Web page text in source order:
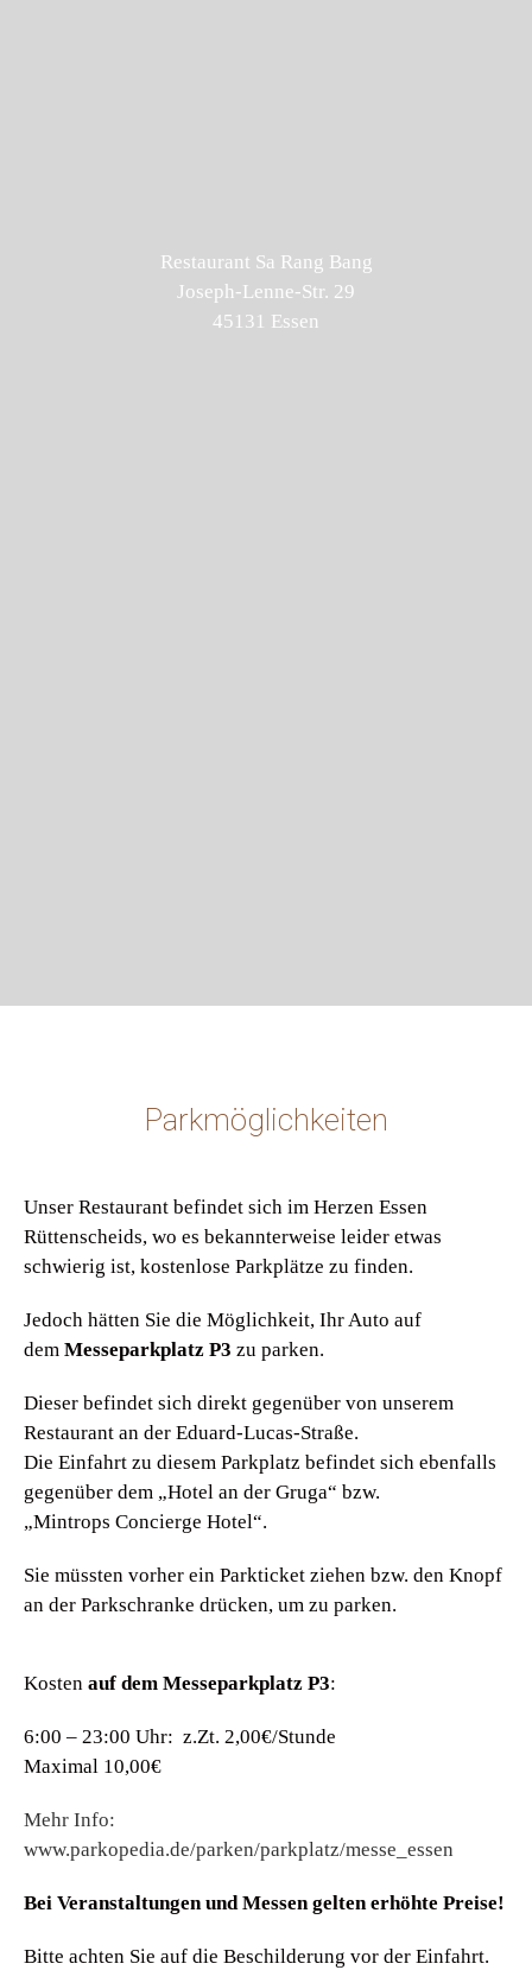
Restaurant Sa Rang Bang
Joseph-Lenne-Str. 29
45131 Essen
Parkmöglichkeiten
Unser Restaurant befindet sich im Herzen Essen
Rüttenscheids, wo es bekannterweise leider etwas
schwierig ist, kostenlose Parkplätze zu finden.
Jedoch hätten Sie die Möglichkeit, Ihr Auto auf
dem Messeparkplatz P3 zu parken.
Dieser befindet sich direkt gegenüber von unserem
Restaurant an der Eduard-Lucas-Straße.
Die Einfahrt zu diesem Parkplatz befindet sich ebenfalls
gegenüber dem „Hotel an der Gruga“ bzw.
„Mintrops Concierge Hotel“.
Sie müssten vorher ein Parkticket ziehen bzw. den Knopf
an der Parkschranke drücken, um zu parken.
Kosten auf dem Messeparkplatz P3:
6:00 – 23:00 Uhr: z.Zt. 2,00€/Stunde
Maximal 10,00€
Mehr Info:
www.parkopedia.de/parken/parkplatz/messe_essen
Bei Veranstaltungen und Messen gelten erhöhte Preise!
Bitte achten Sie auf die Beschilderung vor der Einfahrt.